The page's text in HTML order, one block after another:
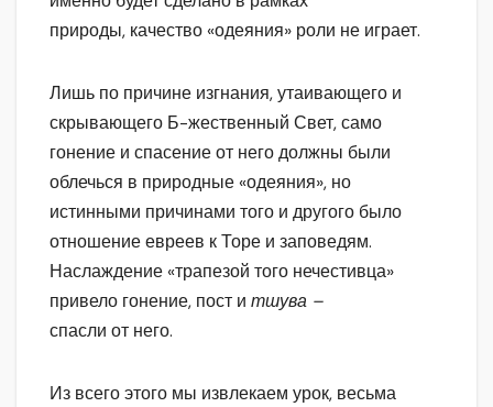
природы, качество «одеяния» роли не играет.
Лишь по причине изгнания, утаивающего и
скрывающего Б-жественный Свет, само
гонение и спасение от него должны были
облечься в природные «одеяния», но
истинными причинами того и другого было
отношение евреев к Торе и заповедям.
Наслаждение «трапезой того нечестивца»
привело гонение, пост и тшува –
спасли от него.
Из всего этого мы извлекаем урок, весьма